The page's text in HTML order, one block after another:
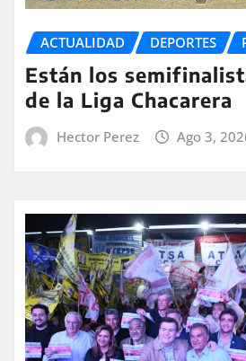
ACTUALIDAD DEPORTES
Están los
de la Liga Chacarera
Hector Perez Ago 3,